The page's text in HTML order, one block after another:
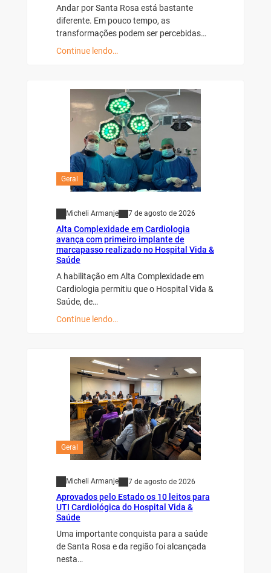
Andar por Santa Rosa está bastante
diferente. Em pouco tempo, as
transformações podem ser percebidas…
Continue lendo…
Geral
Micheli Armanje 7 de agosto de 2026
Alta Complexidade em Cardiologia
avança com primeiro implante de
marcapasso realizado no Hospital Vida &
Saúde
A habilitação em Alta Complexidade em
Cardiologia permitiu que o Hospital Vida &
Saúde, de…
Continue lendo…
Geral
Micheli Armanje 7 de agosto de 2026
Aprovados pelo Estado os 10 leitos para
UTI Cardiológica do Hospital Vida &
Saúde
Uma importante conquista para a saúde
de Santa Rosa e da região foi alcançada
nesta…